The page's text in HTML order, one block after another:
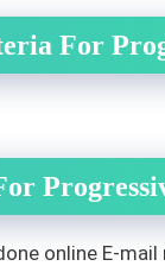
For
online E-mail